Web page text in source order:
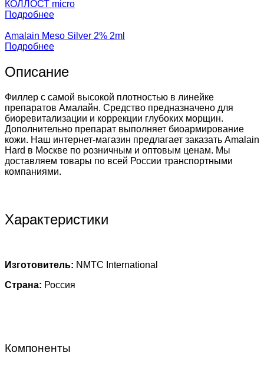
КОЛЛОСТ micro
Подробнее
Amalain Meso Silver 2% 2ml
Подробнее
Описание
Филлер с самой высокой плотностью в линейке
препаратов Амалайн. Средство предназначено для
биоревитализации и коррекции глубоких морщин.
Дополнительно препарат выполняет биоармирование
кожи. Наш интернет-магазин предлагает заказать Amalain
Hard в Москве по розничным и оптовым ценам. Мы
доставляем товары по всей России транспортными
компаниями.
Характеристики
Изготовитель: NMTC International
Страна: Россия
Компоненты